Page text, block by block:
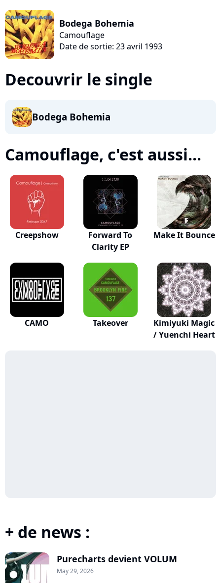
Bodega Bohemia
Camouflage
Date de sortie: 23 avril 1993
Decouvrir le single
Bodega Bohemia
Camouflage, c'est aussi...
Creepshow
Forward To
Clarity EP
Make It Bounce
CAMO Takeover
Kimiyuki Magic
/ Yuenchi Heart
+ de news :
Purecharts devient VOLUM
May 29, 2026